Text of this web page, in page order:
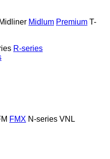
Midliner Midlum Premium T-
R-series
FMX N-series VNL